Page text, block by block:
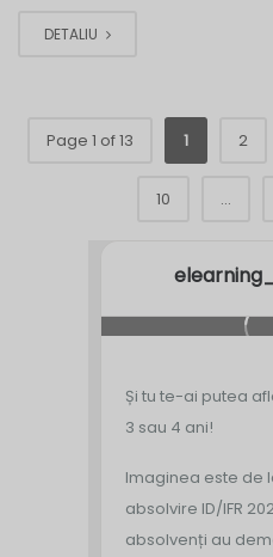
DETALIU
Page 1 of 13 1 2
10 ...
Și tu te-ai putea
3 sau 4 ani!
Imaginea este de
absolvire ID/IFR
absolvenți au